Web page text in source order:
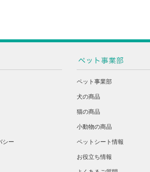
シー
ペット事業部
犬の商品
猫の商品
小動物の商品
ペットシート情報
お役立ち情報